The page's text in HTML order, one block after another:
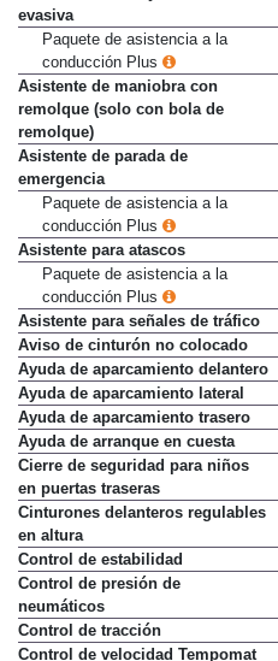
función de cruce y maniobra
evasiva
Paquete de asistencia a la
conducción Plus
Asistente de maniobra con
remolque (solo con bola de
remolque)
Asistente de parada de
emergencia
Paquete de asistencia a la
conducción Plus
Asistente para atascos
Paquete de asistencia a la
conducción Plus
Asistente para señales de tráfico
Aviso de cinturón no colocado
Ayuda de aparcamiento delantero
Ayuda de aparcamiento lateral
Ayuda de aparcamiento trasero
Ayuda de arranque en cuesta
Cierre de seguridad para niños
en puertas traseras
Cinturones delanteros regulables
en altura
Control de estabilidad
Control de presión de
neumáticos
Control de tracción